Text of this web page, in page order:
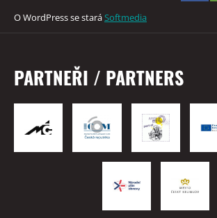
O WordPress se staráSoftmedia
PARTNEŘI / PARTNERS